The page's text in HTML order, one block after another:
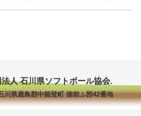
人 石川県ソフトボール協会.
川県鹿島郡中能登町 徳前ふ部42番地